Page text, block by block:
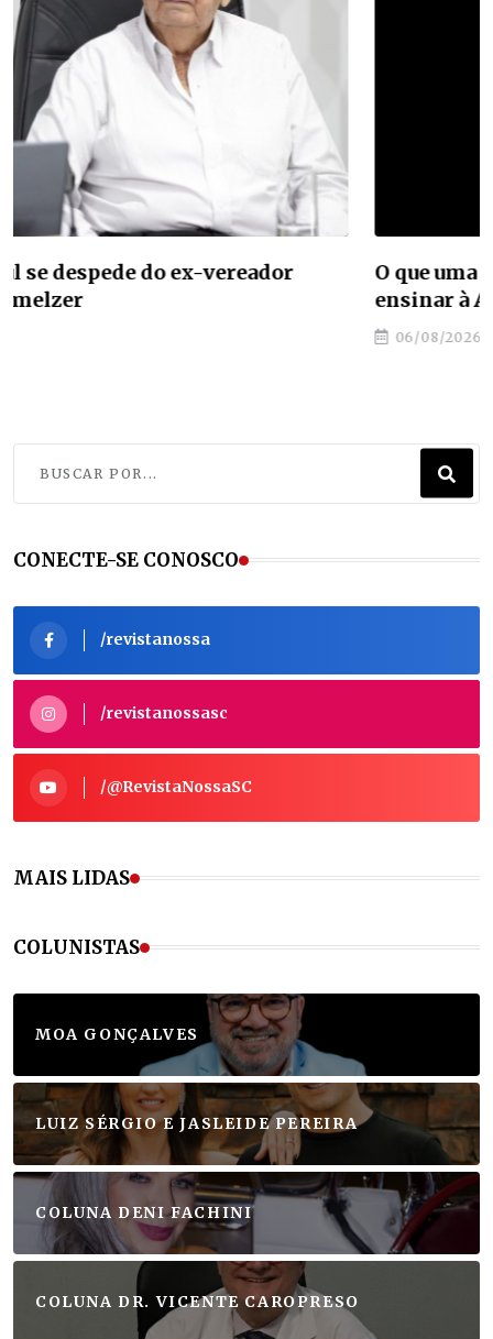
O que uma cidade de 2 mil habitantes tem a
ensinar à América Latina sobre turismo
CONECTE-SE CONOSCO
/revistanossa
/revistanossasc
/@RevistaNossaSC
MAIS LIDAS
COLUNISTAS
MOA GONÇALVES
LUIZ SÉRGIO E JASLEIDE PEREIRA
COLUNA DENI FACHINI
COLUNA DR. VICENTE CAROPRESO